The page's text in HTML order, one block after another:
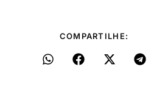
COMPARTILHE: